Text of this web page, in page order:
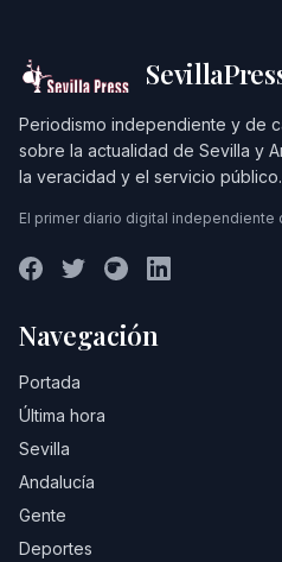
Periodismo independiente y de
sobre la actualidad de Sevilla y
la veracidad y el servicio público.
El primer diario digital independiente
Navegación
Portada
Última hora
Sevilla
Andalucía
Gente
Deportes